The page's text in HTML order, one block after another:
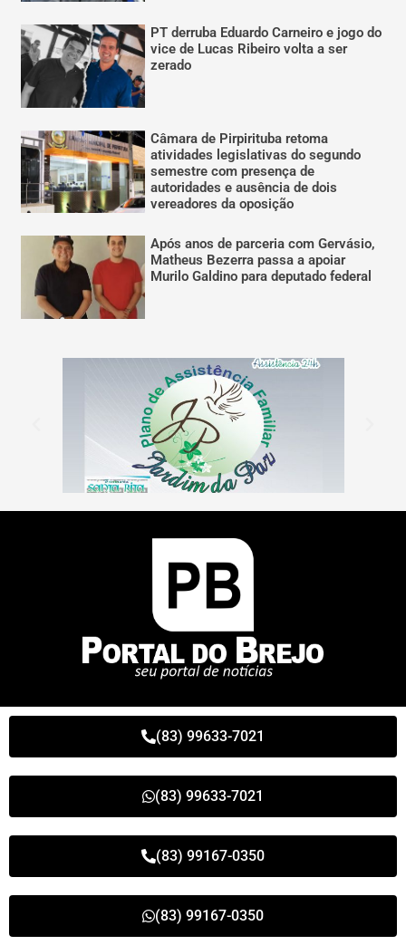
PT derruba Eduardo Carneiro e jogo do
vice de Lucas Ribeiro volta a ser
zerado
Câmara de Pirpirituba retoma
atividades legislativas do segundo
semestre com presença de
autoridades e ausência de dois
vereadores da oposição
Após anos de parceria com Gervásio,
Matheus Bezerra passa a apoiar
Murilo Galdino para deputado federal
(83) 99633-7021
(83) 99633-7021
(83) 99167-0350
(83) 99167-0350